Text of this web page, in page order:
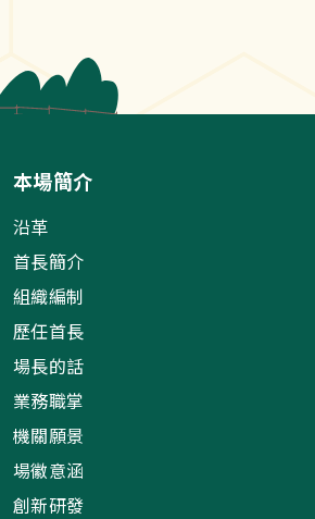
本場簡介
沿革
首長簡介
組織編制
歷任首長
場長的話
業務職掌
機關願景
場徽意涵
創新研發